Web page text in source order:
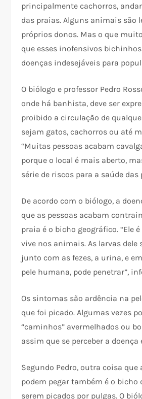
principalmente cachorros,
das praias. Alguns animais são
próprios donos. Mas o que
que esses inofensivos
doenças indesejáveis para
O biólogo e professor Pedro
onde há banhista, deve ser
proibido a circulação de
sejam gatos, cachorros ou até
“Muitas pessoas acabam
porque o local é mais aberto,
série de riscos para a saúde das
De acordo com o biólogo, a
que as pessoas acabam
praia é o bicho geográfico. “Ele
vive nos animais. As larvas dele
junto com as fezes, a urina, e
pele humana, pode penetrar”,
Os sintomas são ardência na
que foi picado. Algumas vezes
“caminhos” avermelhados ou
assim que se perceber a doença
Segundo Pedro, outra coisa que
podem pegar também é o bicho
serem picados por pulgas. O